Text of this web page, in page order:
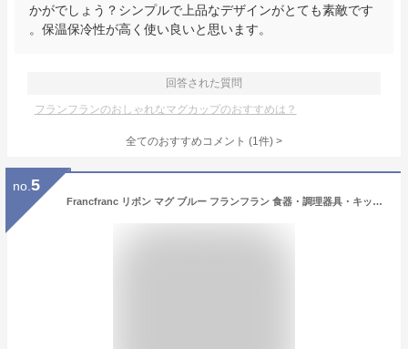
かがでしょう？シンプルで上品なデザインがとても素敵です
。保温保冷性が高く使い良いと思います。
回答された質問
フランフランのおしゃれなマグカップのおすすめは？
全てのおすすめコメント (1件) >
no. 5
Francfranc リボン マグ ブルー フランフラン 食器・調理器具・キッチン用品 グラス・マグカップ・タンブラー ブルー